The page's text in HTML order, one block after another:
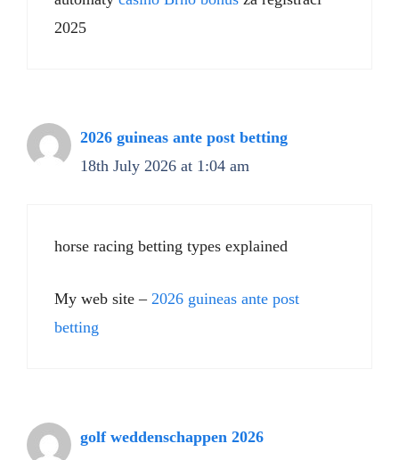
2025
2026 guineas ante post betting​
18th July 2026 at 1:04 am
horse racing betting types explained​
My web site – 2026 guineas ante post
betting​
golf weddenschappen 2026